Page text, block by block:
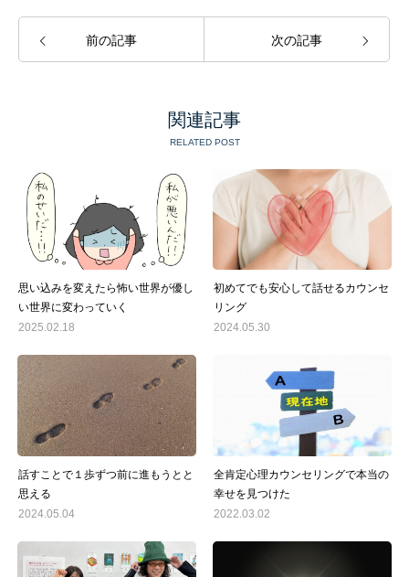
前の記事 次の記事
関連記事
RELATED POST
思い込みを変えたら怖い世界が優し
い世界に変わっていく
2025.02.18
初めてでも安心して話せるカウンセ
リング
2024.05.30
話すことで１歩ずつ前に進もうとと
思える
2024.05.04
全肯定心理カウンセリングで本当の
幸せを見つけた
2022.03.02